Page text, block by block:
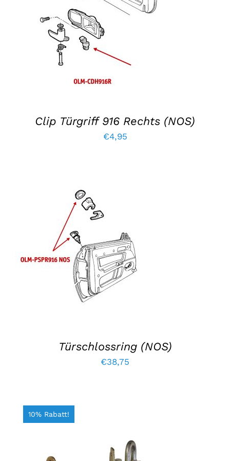
IN DEN WARENKORB LEGEN
EINZELHEITEN
Clip Türgriff 916 Rechts (NOS)
€4,95
IN DEN WARENKORB LEGEN
EINZELHEITEN
Türschlossring (NOS)
€38,75
10% Rabatt!